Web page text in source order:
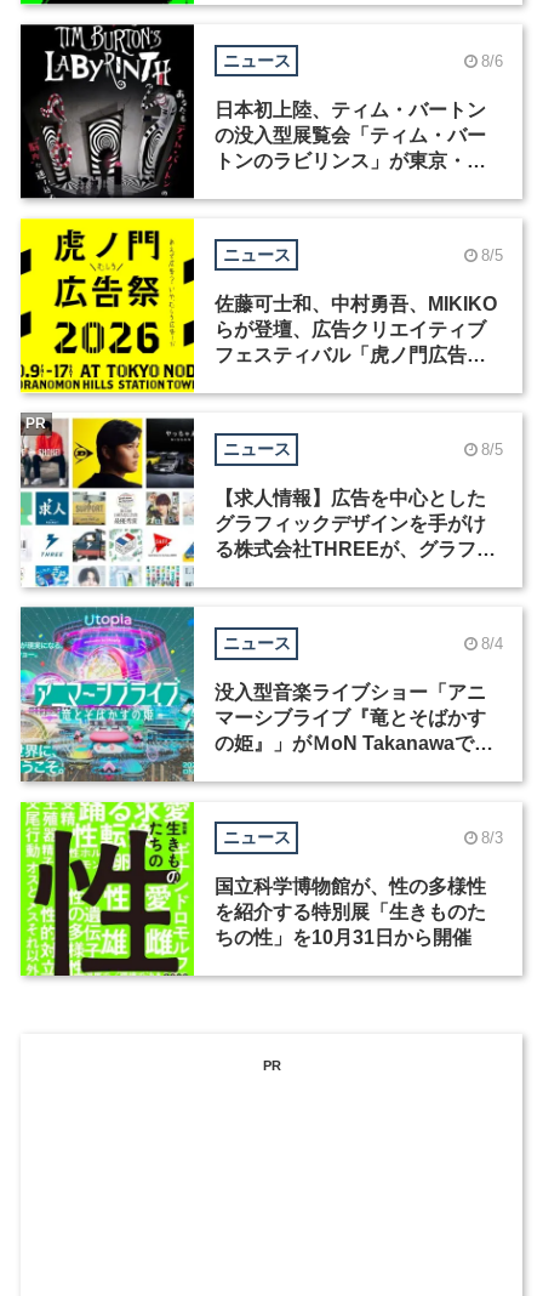
ニュース 8/6
日本初上陸、ティム・バートン
の没入型展覧会「ティム・バー
トンのラビリンス」が東京・豊
ニュース 8/5
佐藤可士和、中村勇吾、MIKIKO
らが登壇、広告クリエイティブ
フェスティバル「虎ノ門広告
ニュース 8/5
【求人情報】広告を中心とした
グラフィックデザインを手がけ
る株式会社THREEが、グラフィ
PR
ニュース 8/4
没入型音楽ライブショー「アニ
マーシブライブ『竜とそばかす
の姫』」がＭoN Takanawaで開
ニュース 8/3
国立科学博物館が、性の多様性
を紹介する特別展「生きものた
ちの性」を10月31日から開催
PR